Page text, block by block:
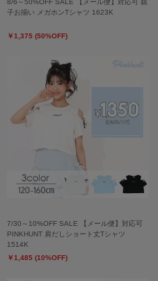
8/6～50%OFF SALE 【メール便】対応可 親
子お揃い メガホンTシャツ 1623K
￥1,375 (50%OFF)
7/30～10%OFF SALE 【メール便】対応可
PINKHUNT 肩だしショート丈Tシャツ
1514K
￥1,485 (10%OFF)